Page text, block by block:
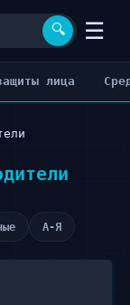
🔍 ☰
лица
А-Я